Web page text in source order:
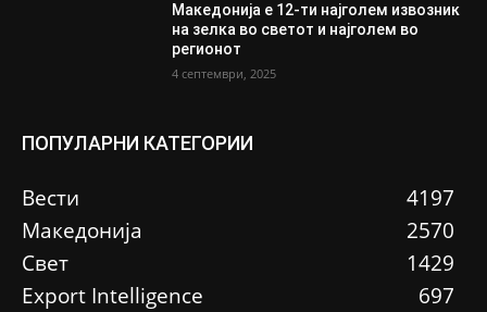
Македонија е 12-ти најголем извозник
на зелка во светот и најголем во
регионот
4 септември, 2025
ПОПУЛАРНИ КАТЕГОРИИ
Вести
4197
Македонија
2570
Свет
1429
Еxport Intelligence
697